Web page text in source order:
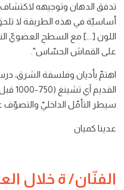
تدفق الدهان وتوجيهه لاكتشاف
أساسيّة في هذه الطريقة لا
اللون [...] مع السطح العضويّ
على القماش الحسّاس".
اهتمّ بأديان وفلسفة الشرق،
سيطر التأمّل الداخليّ والتصوّف
عدينا كميان
الفنّان/ ة خلال